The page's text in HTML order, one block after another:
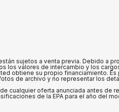
sujetos a venta previa. Debido a
los valores de intercambio y los
obtiene su propio financiamiento.
de archivo y no representar los
cualquier oferta anunciada antes de
de la EPA para el año del